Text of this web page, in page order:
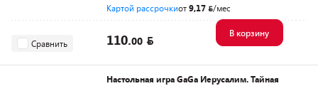
Картой рассрочкиот9,17 /мес
Сравнить 110.00
В корзину
Настольная игра GaGa Иерусалим. Тайная